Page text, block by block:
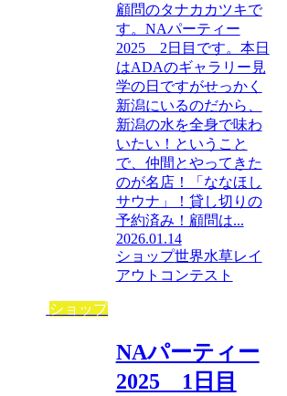
顧問のタナカカツキで
す。NAパーティー
2025 2日目です。本日
はADAのギャラリー見
学の日ですがせっかく
新潟にいるのだから、
新潟の水を全身で味わ
いたい！ということ
で、仲間とやってきた
のが名店！「ななほし
サウナ」！貸し切りの
予約済み！顧問は...
2026.01.14
ショップ世界水草レイ
アウトコンテスト
ショップ
NAパーティー
2025 1日目